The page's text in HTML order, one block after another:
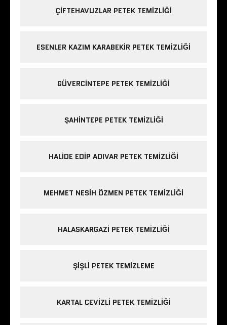
ÇIFTEHAVUZLAR PETEK TEMIZLIĞI
ESENLER KAZIM KARABEKIR PETEK TEMIZLIĞI
GÜVERCINTEPE PETEK TEMIZLIĞI
ŞAHINTEPE PETEK TEMIZLIĞI
HALIDE EDIP ADIVAR PETEK TEMIZLIĞI
MEHMET NESIH ÖZMEN PETEK TEMIZLIĞI
HALASKARGAZI PETEK TEMIZLIĞI
ŞIŞLI PETEK TEMIZLEME
KARTAL CEVIZLI PETEK TEMIZLIĞI